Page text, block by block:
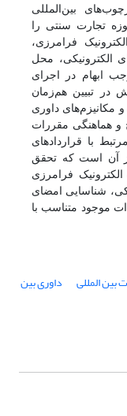
بین‌المللی
تجارت سنتی را
فرامرزی،
الکترونیکی، محل
ابهام در اجرای
در تبیین هم‌زمان
مکانیزم‌های داوری
و هماهنگی مقررات
با قراردادهای
آن است که تحقق
فرامرزی
شناسایی امضای
موجود متناسب با
بین المللی داوری بین